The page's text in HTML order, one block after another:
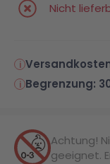
Nicht
Begrenzung:
Achtung!
geeignet.